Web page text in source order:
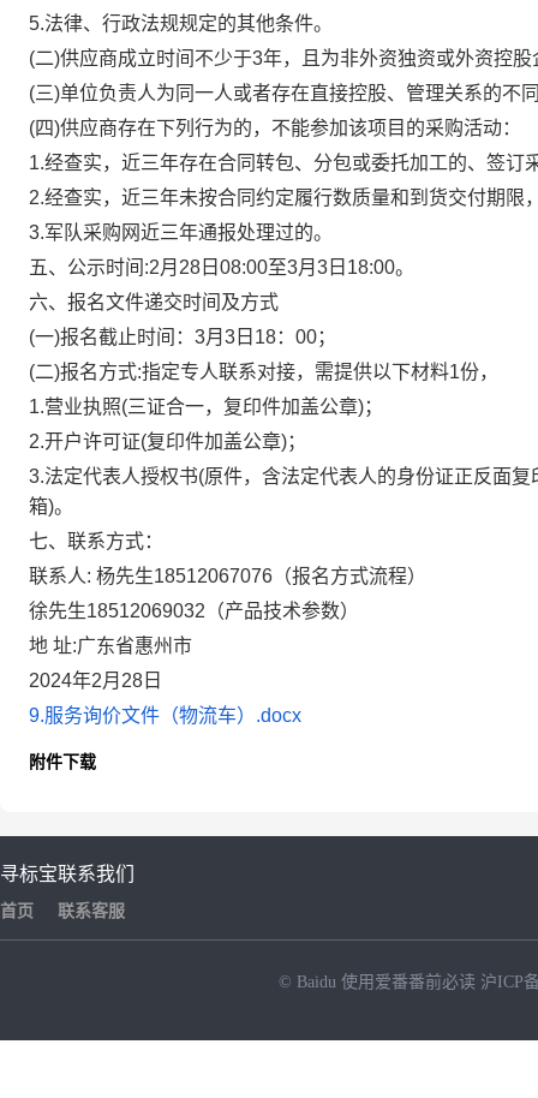
5.法律、行政法规规定的其他条件。
(二)供应商成立时间不少于3年，且为非外资独资或外资控股
(三)单位负责人为同一人或者存在直接控股、管理关系的不
(四)供应商存在下列行为的，不能参加该项目的采购活动：
1.经查实，近三年存在合同转包、分包或委托加工的、签订
2.经查实，近三年未按合同约定履行数质量和到货交付期限
3.军队采购网近三年通报处理过的。
五、公示时间 :2月 28 日 08:00至3月3日18:00。
六、报名文件递交时间及方式
(一)报名截止时间：3月3日18：00；
(二)报名方式:指定专人联系对接，需提供以下材料1份，
1.营业执照(三证合一，复印件加盖公章)；
2.开户许可证(复印件加盖公章)；
3.法定代表人授权书(原件，含法定代表人的身份证正反面
箱)。
七、联系方式：
联系人: 杨先生18512067076（报名方式流程）
徐先生18512069032（产品技术参数）
地 址:广东省惠州市
2024年2月 28 日
9.服务询价文件（物流车）.docx
附件下载
寻标宝
首页
联系我们
联系客服
© Baidu 使用爱番番前必读 沪ICP